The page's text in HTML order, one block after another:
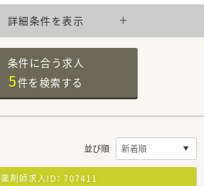
詳細条件を表示
条件に合う求人
5件を検索する
並び順
薬剤師求人ID： 707411